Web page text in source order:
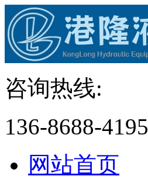
咨询热线:
136-8688-4195
网站首页